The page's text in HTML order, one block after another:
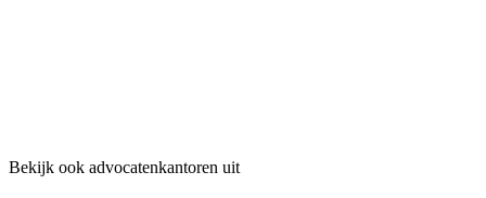
Bekijk ook advocatenkantoren uit